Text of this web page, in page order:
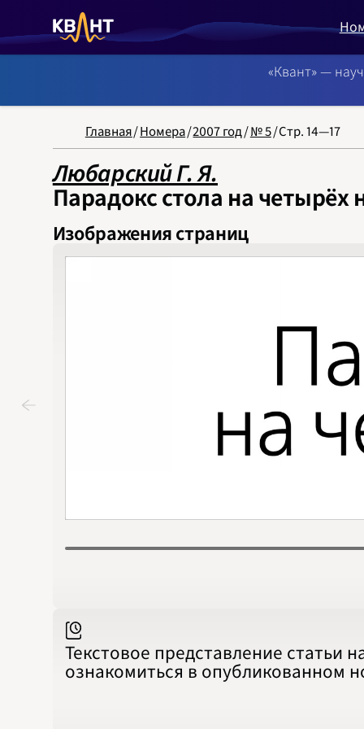
NB:
«Квант» —
Главная/Номера/2007 год/№ 5/Стр. 14—17
Любарский Г. Я.
Парадокс стола на четырёх
Изображения страниц
Текстовое представление статьи
ознакомиться в опубликованном